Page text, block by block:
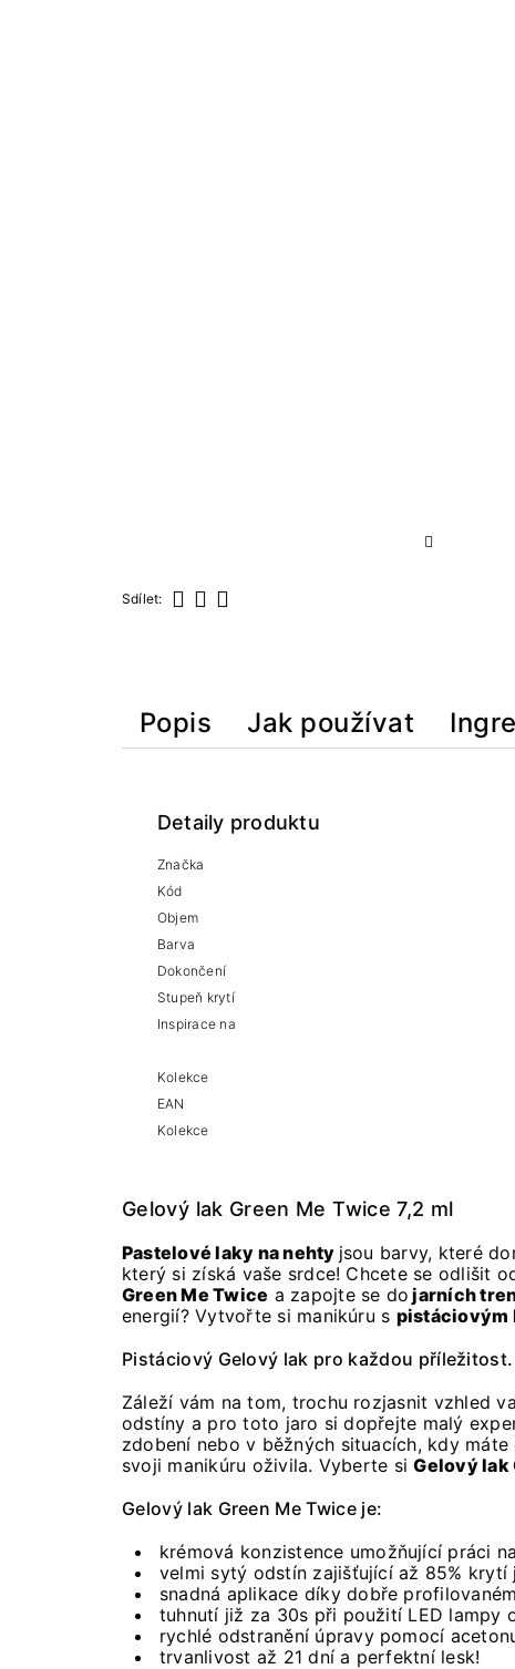
Sdílet:
Popis Jak používat
Detaily produktu
Značka
Kód
Objem
Barva
Dokončení
Stupeň krytí
Inspirace na
Kolekce
EAN
Kolekce
Gelový lak Green Me Twice 7,2 ml
Pastelové laky na nehty jsou barvy, které
který si získá vaše srdce! Chcete se odlišit
Green Me Twice a zapojte se do jarních
energií? Vytvořte si manikúru s pistáciovým
Pistáciový Gelový lak pro každou příležitost.
Záleží vám na tom, trochu rozjasnit vzhled
odstíny a pro toto jaro si dopřejte malý
zdobení nebo v běžných situacích, kdy
svoji manikúru oživila. Vyberte siGelový lak
Gelový lak Green Me Twice je:
krémová konzistence umožňující práci
velmi sytý odstín zajišťující až 85% krytí
snadná aplikace díky dobře
tuhnutí již za 30s při použití LED lampy
rychlé odstranění úpravy pomocí
trvanlivost až 21 dní a perfektní lesk!